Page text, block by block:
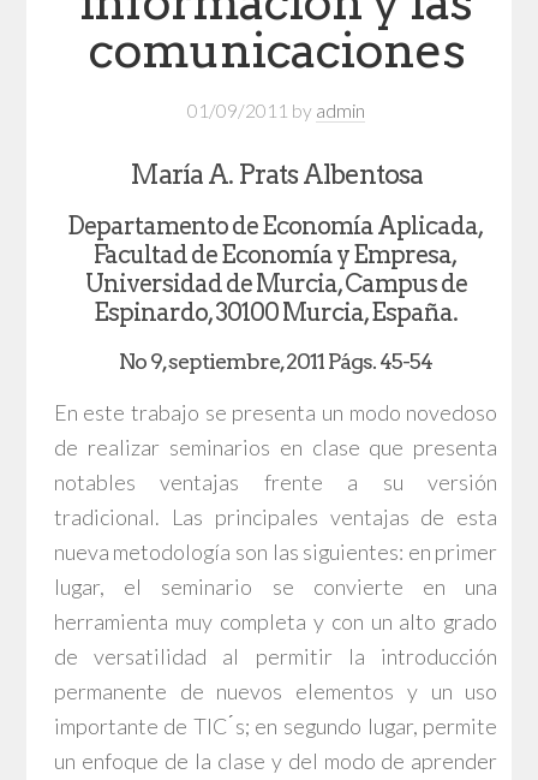
comunicaciones
01/09/2011 by admin
María A. Prats Albentosa
Departamento de Economía Aplicada,
Facultad de Economía y Empresa,
Universidad de Murcia, Campus de
Espinardo, 30100 Murcia, España.
No 9, septiembre, 2011 Págs. 45-54
En este trabajo se presenta un modo novedoso
de realizar seminarios en clase que presenta
notables ventajas frente a su versión
tradicional. Las principales ventajas de esta
nueva metodología son las siguientes: en primer
lugar, el seminario se convierte en una
herramienta muy completa y con un alto grado
de versatilidad al permitir la introducción
permanente de nuevos elementos y un uso
importante de TIC ́s; en segundo lugar, permite
un enfoque de la clase y del modo de aprender